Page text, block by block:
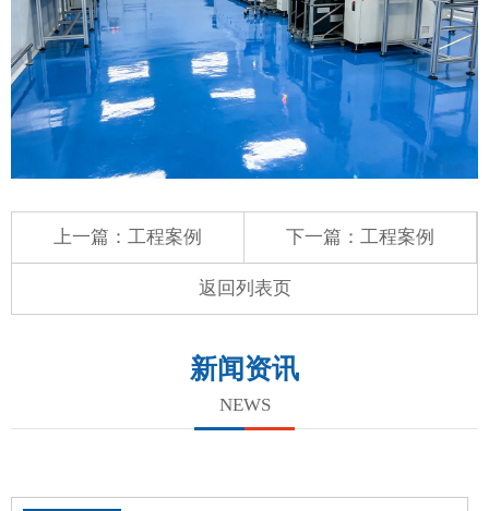
上一篇： 工程案例 下一篇： 工程案例
返回列表页
新闻资讯
NEWS